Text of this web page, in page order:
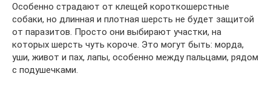
Особенно страдают от клещей короткошерстные
собаки, но длинная и плотная шерсть не будет защитой
от паразитов. Просто они выбирают участки, на
которых шерсть чуть короче. Это могут быть: морда,
уши, живот и пах, лапы, особенно между пальцами, рядом
с подушечками.